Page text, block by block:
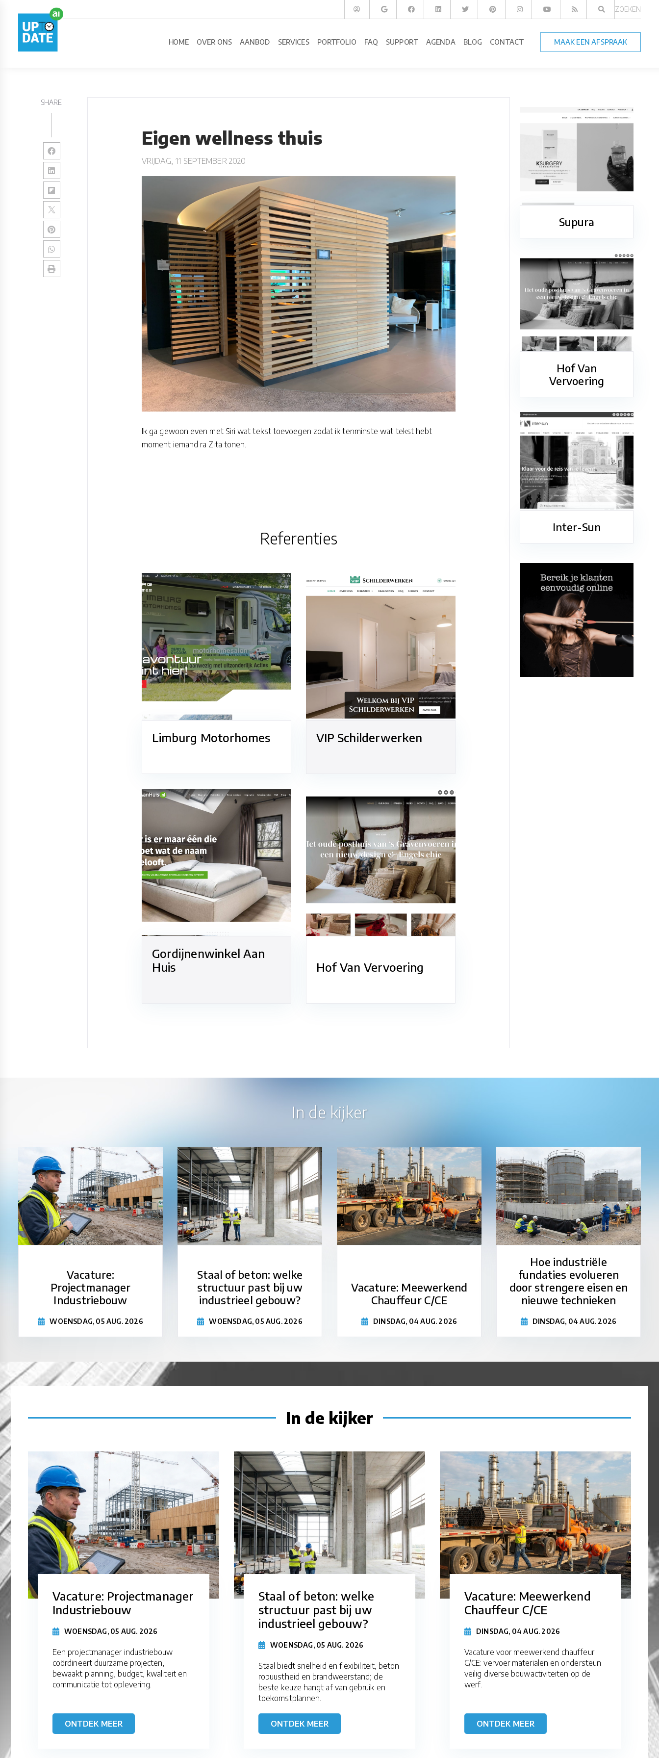
ZOEKEN
HOME OVER ONS AANBOD SERVICES PORTFOLIO FAQ SUPPORT AGENDA BLOG CONTACT MAAK EEN AFSPRAAK
SHARE
Eigen wellness thuis
VRIJDAG, 11 SEPTEMBER 2020
Ik ga gewoon even met Siri wat tekst toevoegen zodat ik tenminste wat tekst hebt
moment iemand ra Zita tonen.
Referenties
Limburg Motorhomes VIP Schilderwerken
Gordijnenwinkel Aan
Huis
Hof Van Vervoering
Supura
Hof Van
Vervoering
Inter-Sun
In de kijker
Vacature:
Projectmanager
Industriebouw
WOENSDAG, 05 AUG. 2026
Staal of beton: welke
structuur past bij uw
industrieel gebouw?
WOENSDAG, 05 AUG. 2026
Vacature: Meewerkend
Chauffeur C/CE
DINSDAG, 04 AUG. 2026
Hoe industriële
fundaties evolueren
door strengere eisen en
nieuwe technieken
DINSDAG, 04 AUG. 2026
In de kijker
Vacature: Projectmanager
Industriebouw
WOENSDAG, 05 AUG. 2026
Een projectmanager industriebouw
coördineert duurzame projecten,
bewaakt planning, budget, kwaliteit en
communicatie tot oplevering.
ONTDEK MEER
Staal of beton: welke
structuur past bij uw
industrieel gebouw?
WOENSDAG, 05 AUG. 2026
Staal biedt snelheid en flexibiliteit, beton
robuustheid en brandweerstand; de
beste keuze hangt af van gebruik en
toekomstplannen.
ONTDEK MEER
Vacature: Meewerkend
Chauffeur C/CE
DINSDAG, 04 AUG. 2026
Vacature voor meewerkend chauffeur
C/CE: vervoer materialen en ondersteun
veilig diverse bouwactiviteiten op de
werf.
ONTDEK MEER